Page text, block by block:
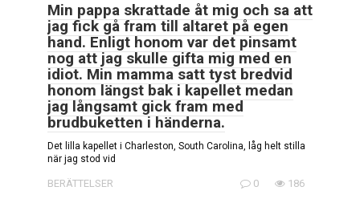
Min pappa skrattade åt mig och sa att
jag fick gå fram till altaret på egen
hand. Enligt honom var det pinsamt
nog att jag skulle gifta mig med en
idiot. Min mamma satt tyst bredvid
honom längst bak i kapellet medan
jag långsamt gick fram med
brudbuketten i händerna.
Det lilla kapellet i Charleston, South Carolina, låg helt stilla
när jag stod vid
BERÄTTELSER 0 186